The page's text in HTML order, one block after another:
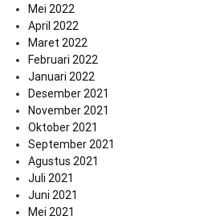
Mei 2022
April 2022
Maret 2022
Februari 2022
Januari 2022
Desember 2021
November 2021
Oktober 2021
September 2021
Agustus 2021
Juli 2021
Juni 2021
Mei 2021